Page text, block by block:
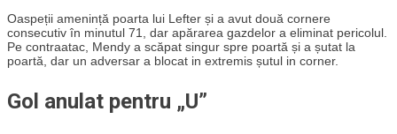
Oaspeții amenință poarta lui Lefter și a avut două cornere
consecutiv în minutul 71, dar apărarea gazdelor a eliminat pericolul.
Pe contraatac, Mendy a scăpat singur spre poartă și a șutat la
poartă, dar un adversar a blocat in extremis șutul in corner.
Gol anulat pentru „U”